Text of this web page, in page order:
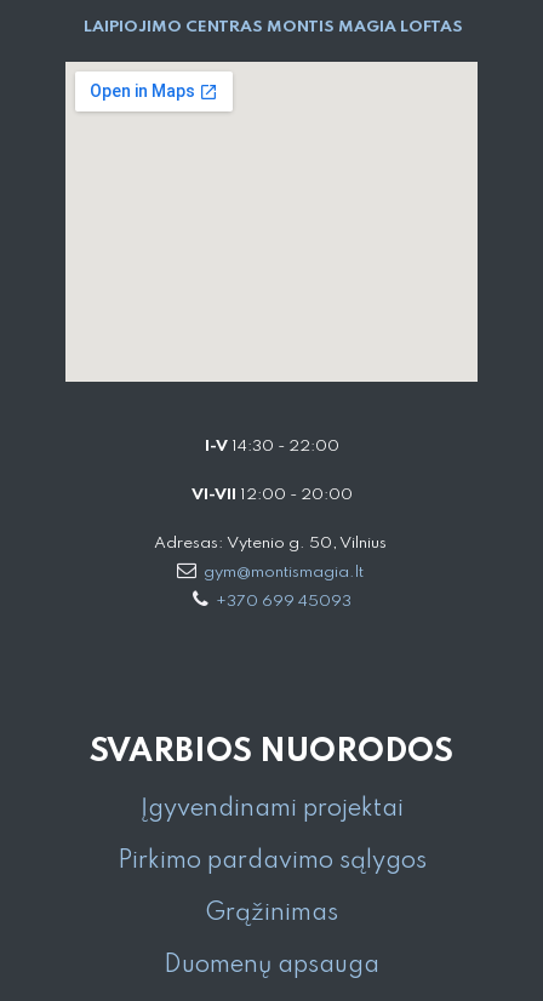
LAIPIOJIMO CENTRAS MONTIS MAGIA LOFTAS
I-V14:30 - 22:00
VI-VII 12:00 - 20:00
Adresas: Vytenio g. 50, Vilnius
gym@montismagia.lt
+370 699 45093
SVARBIOS NUORODOS
Įgyvendinami projektai
Pirkimo pardavimo sąlygos
Grąžinimas
Duomenų apsauga